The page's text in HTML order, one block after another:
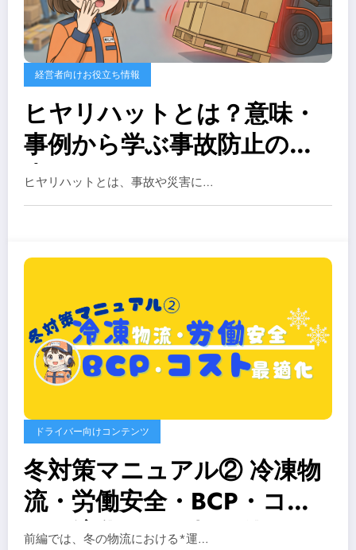
経営者向けお役立ち情報
ヒヤリハットとは？意味・
事例から学ぶ事故防止の基
本
ヒヤリハットとは、事故や災害に…
ドライバー向けコンテンツ
冬対策マニュアル② 冷凍物
流・労働安全・BCP・コス
ト最適化まで現場で使える
前編では、冬の物流における*運…